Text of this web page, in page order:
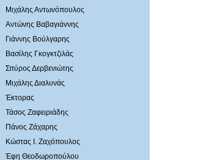
Μιχάλης Αντωνόπουλος
Αντώνης Βαβαγιάννης
Γιάννης Βούλγαρης
Βασίλης Γκογκτζιλάς
Σπύρος Δερβενιώτης
Mιχάλης Διαλυνάς
Έκτορας
Τάσος Ζαφειριάδης
Πάνος Ζάχαρης
Κώστας Ι. Ζαχόπουλoς
Έφη Θεοδωροπούλου